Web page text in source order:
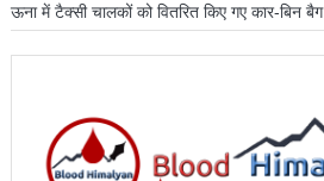
ऊना में टैक्सी चालकों को वितरित किए गए कार-बिन बैग